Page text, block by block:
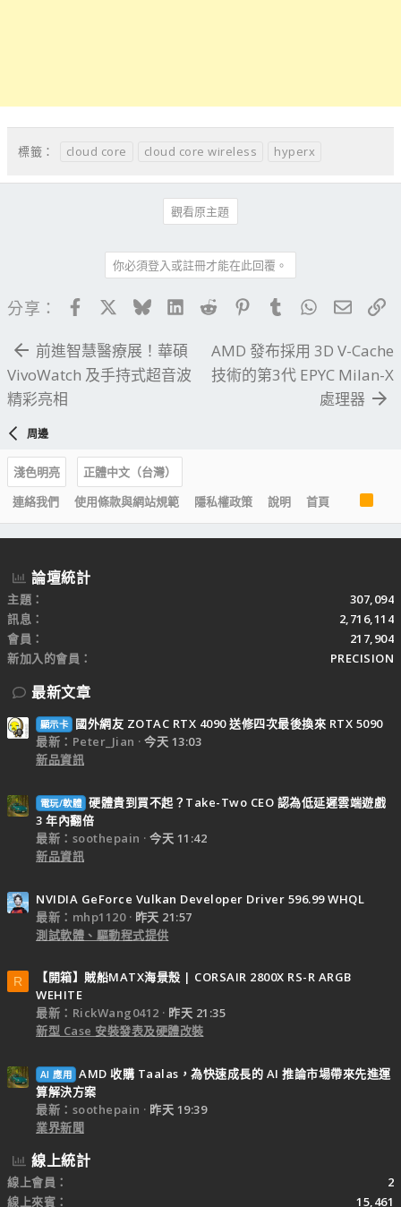
標籤： cloud core cloud core wireless hyperx
觀看原主題
你必須登入或註冊才能在此回覆。
分享： FacebookBlueskyLinkedIn
Reddit PinterestTumblrWhatsApp
電子
前進智慧醫療展！華碩
VivoWatch 及手持式超音波
精彩亮相
AMD 發布採用 3D V-Cache
技術的第3代 EPYC Milan-X
處理器
周邊
淺色明亮
正體中文（台灣）
連絡我們
使用條款與網站規範 隱私權政策 說明 首頁
R
S
S
論壇統計
主題
307,094
訊息
2,716,114
會員
217,904
新加入的會員
PRECISION
最新文章
顯示卡
國外網友 ZOTAC RTX 4090 送修四次最後換來 RTX 5090
最新：Peter_Jian
今天 13:03
新品資訊
電玩/軟體 硬體貴到買不起？Take-Two CEO 認為低延遲雲端遊戲
3 年內翻倍
最新：soothepain
今天 11:42
新品資訊
NVIDIA GeForce Vulkan Developer Driver 596.99 WHQL
最新：mhp1120
昨天 21:57
測試軟體、驅動程式提供
R
【開箱】賊船MATX海景殼 | CORSAIR 2800X RS-R ARGB
WEHITE
最新：RickWang0412
昨天 21:35
新型 Case 安裝發表及硬體改裝
AI 應用 AMD 收購 Taalas，為快速成長的 AI 推論市場帶來先進運
算解決方案
最新：soothepain
昨天 19:39
業界新聞
線上統計
線上會員
2
線上來賓
15,461